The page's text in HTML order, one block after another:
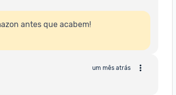
antes que acabem!
um mês atrás